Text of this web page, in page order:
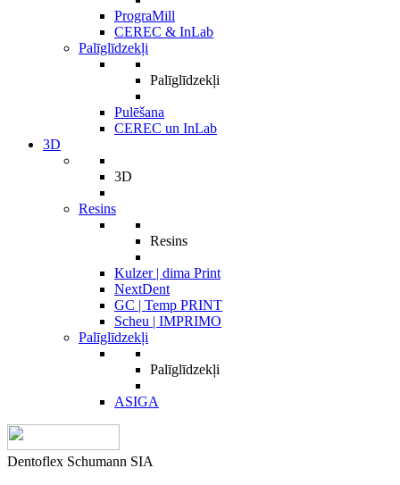
PrograMill
CEREC & InLab
Palīglīdzekļi
Palīglīdzekļi
Pulēšana
CEREC un InLab
3D
3D
Resins
Resins
Kulzer | dima Print
NextDent
GC | Temp PRINT
Scheu | IMPRIMO
Palīglīdzekļi
Palīglīdzekļi
ASIGA
Dentoflex Schumann SIA